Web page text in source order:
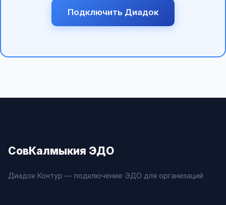
Подключить Диадок
СовКалмыкия ЭДО
Диадок Контур — подключение ЭДО для организаций